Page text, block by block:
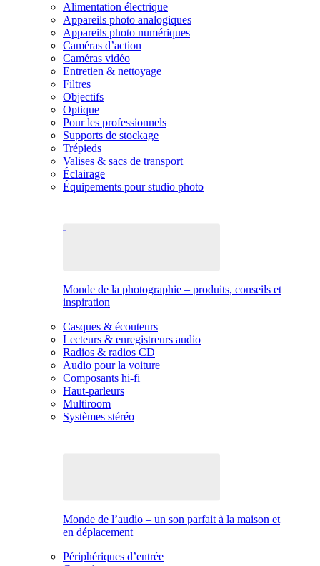
Alimentation électrique
Appareils photo analogiques
Appareils photo numériques
Caméras d’action
Caméras vidéo
Entretien & nettoyage
Filtres
Objectifs
Optique
Pour les professionnels
Supports de stockage
Trépieds
Valises & sacs de transport
Éclairage
Équipements pour studio photo
Monde de la photographie – produits, conseils et
inspiration
Casques & écouteurs
Lecteurs & enregistreurs audio
Radios & radios CD
Audio pour la voiture
Composants hi-fi
Haut-parleurs
Multiroom
Systèmes stéréo
Monde de l’audio – un son parfait à la maison et
en déplacement
Périphériques d’entrée